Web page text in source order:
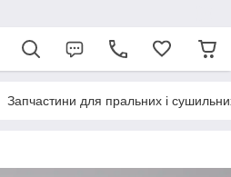
Запчастини для пральних і